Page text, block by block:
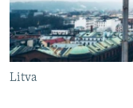
Litva